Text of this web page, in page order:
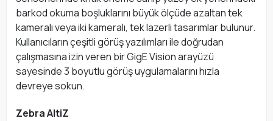
barkod okuma boşluklarını büyük ölçüde azaltan tek
kameralı veya iki kameralı, tek lazerli tasarımlar bulunur.
Kullanıcıların çeşitli görüş yazılımları ile doğrudan
çalışmasına izin veren bir GigE Vision arayüzü
sayesinde 3 boyutlu görüş uygulamalarını hızla
devreye sokun.
Zebra AltiZ